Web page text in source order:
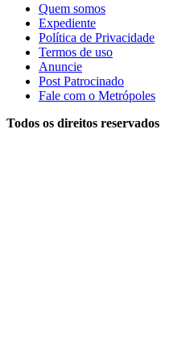
Quem somos
Expediente
Política de Privacidade
Termos de uso
Anuncie
Post Patrocinado
Fale com o Metrópoles
Todos os direitos reservados